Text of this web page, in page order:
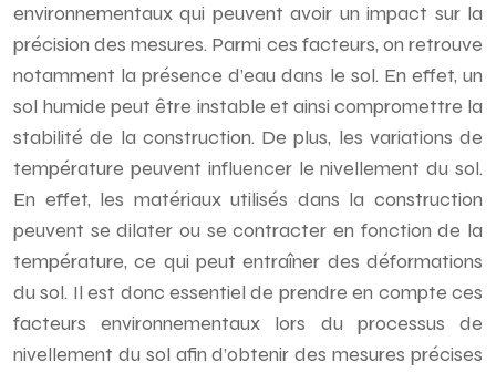
environnementaux qui peuvent avoir un impact sur la
précision des mesures. Parmi ces facteurs, on retrouve
notamment la présence d’eau dans le sol. En effet, un
sol humide peut être instable et ainsi compromettre la
stabilité de la construction. De plus, les variations de
température peuvent influencer le nivellement du sol.
En effet, les matériaux utilisés dans la construction
peuvent se dilater ou se contracter en fonction de la
température, ce qui peut entraîner des déformations
du sol. Il est donc essentiel de prendre en compte ces
facteurs environnementaux lors du processus de
nivellement du sol afin d’obtenir des mesures précises